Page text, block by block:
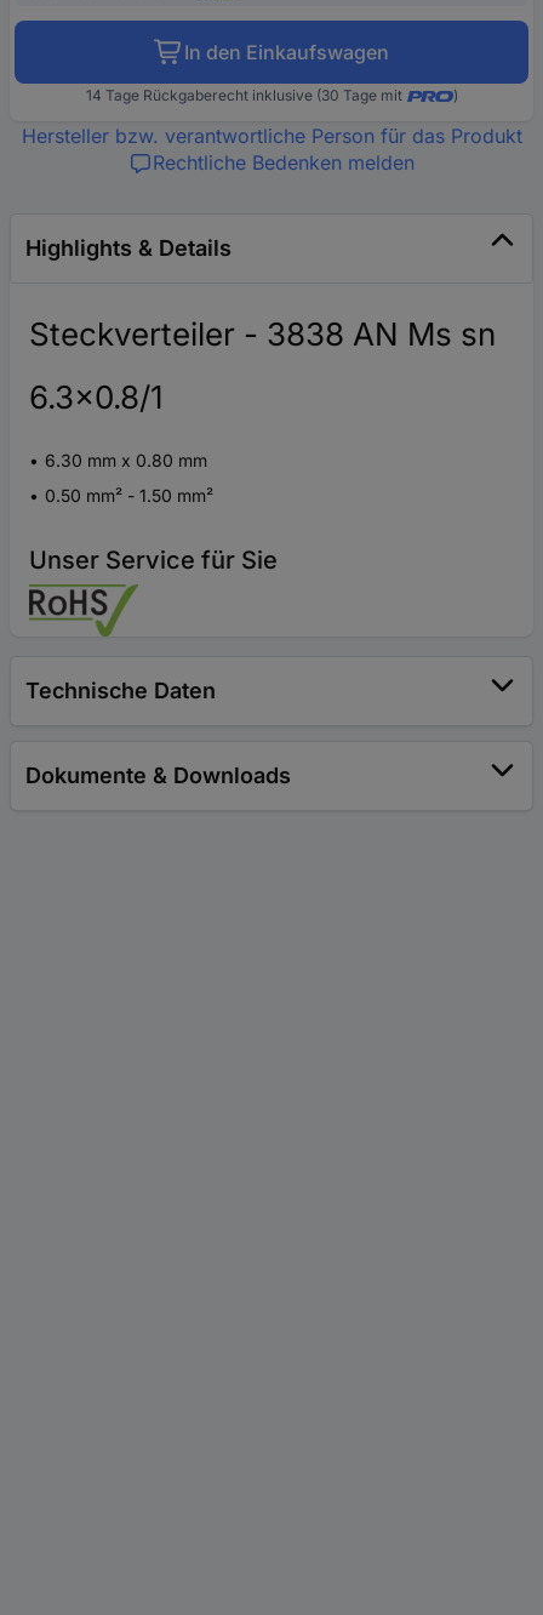
In den Einkaufswagen
14 Tage Rückgaberecht inklusive (30 Tage mit )
Hersteller bzw. verantwortliche Person für das Produkt
Rechtliche Bedenken melden
Highlights & Details
Steckverteiler - 3838 AN Ms sn
6.3x0.8/1
6.30 mm x 0.80 mm
0.50 mm² - 1.50 mm²
Unser Service für Sie
Technische Daten
Dokumente & Downloads